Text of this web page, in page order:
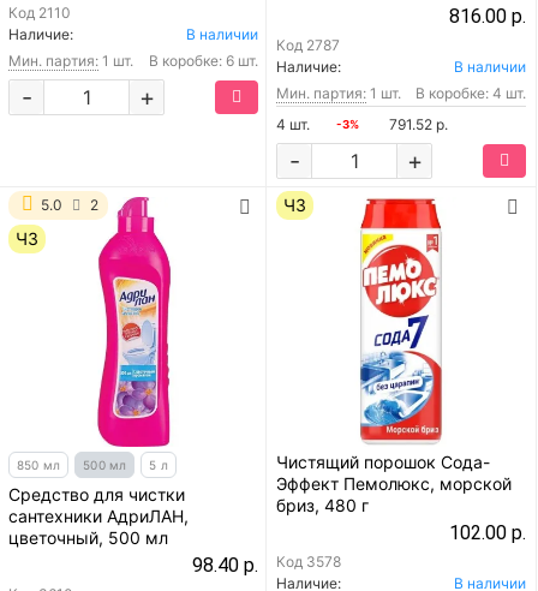
Код 2110
Наличие:
В наличии
Мин. партия: 1 шт. В коробке: 6 шт.
+
-
816.00 р.
Код 2787
Наличие:
В наличии
Мин. партия: 1 шт.
В коробке: 4 шт.
4 шт.
-3% 791.52 р.
+
-
5.0 2
ЧЗ
850 мл 500 мл 5 л
Средство для чистки
сантехники АдриЛАН,
цветочный, 500 мл
98.40 р.
ЧЗ
Чистящий порошок Сода-
Эффект Пемолюкс, морской
бриз, 480 г
102.00 р.
Код 3578
Наличие:
В наличии